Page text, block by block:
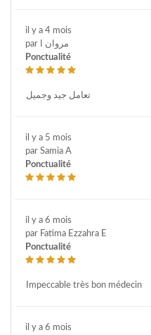
il y a 4 mois
par مروان ا
Ponctualité
تعامل جيد وجميل
il y a 5 mois
par Samia A
Ponctualité
il y a 6 mois
par Fatima Ezzahra E
Ponctualité
Impeccable très bon médecin
il y a 6 mois